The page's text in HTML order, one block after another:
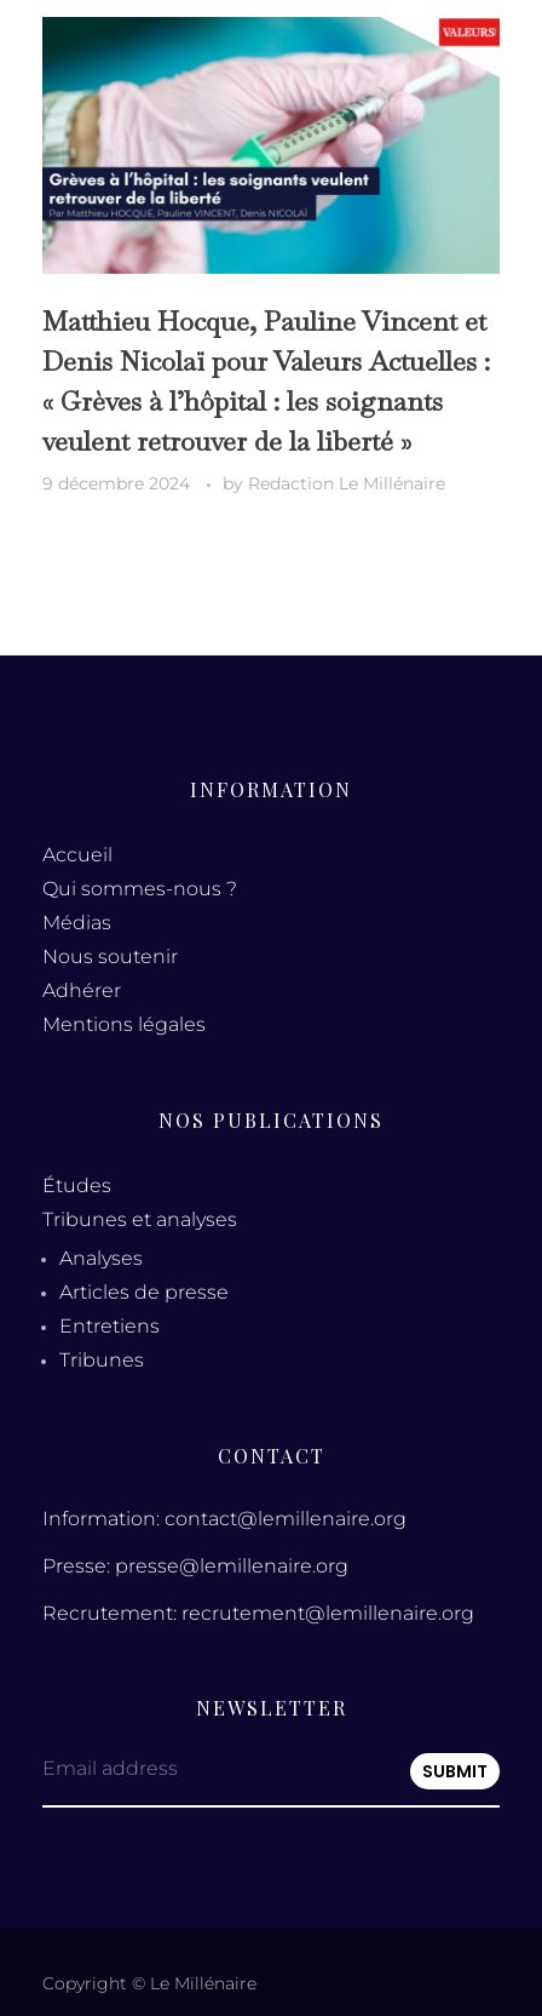
Matthieu Hocque, Pauline Vincent et
Denis Nicolaï pour Valeurs Actuelles :
« Grèves à l’hôpital : les soignants
veulent retrouver de la liberté »
9 décembre 2024 by Redaction Le Millénaire
INFORMATION
Accueil
Qui sommes-nous ?
Médias
Nous soutenir
Adhérer
Mentions légales
NOS PUBLICATIONS
Études
Tribunes et analyses
Analyses
Articles de presse
Entretiens
Tribunes
CONTACT
Information: contact@lemillenaire.org
Presse: presse@lemillenaire.org
Recrutement: recrutement@lemillenaire.org
NEWSLETTER
Email address
Copyright © Le Millénaire